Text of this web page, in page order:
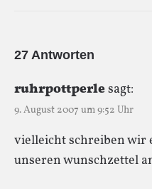
27 Antworten
ruhrpottperlesagt:
9. August 2007 um 9:52 Uhr
vielleicht schreiben wir
unseren wunschzettel